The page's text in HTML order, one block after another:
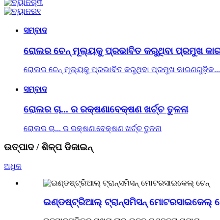
ସମ୍ବାଦ
ରୋଲର ଚେନ୍ ମୂଲ୍ୟକୁ ପ୍ରଭାବିତ କରୁଥିବା ପ୍ରମୁଖ
ରୋଲର ଚେନ୍ ମୂଲ୍ୟକୁ ପ୍ରଭାବିତ କରୁଥିବା ପ୍ରମୁଖ କାରଣଗୁଡ଼ିକ...
ସମ୍ବାଦ
ରୋଲର ଚା... ର ରକ୍ଷଣାବେକ୍ଷଣ ଖର୍ଚ୍ଚ ତୁଳନା
ରୋଲର ଚା... ର ରକ୍ଷଣାବେକ୍ଷଣ ଖର୍ଚ୍ଚ ତୁଳନା
ଉତ୍ପାଦ / ଶିଳ୍ପ ଡିଜାଇନ୍
ଅଧିକ
ଇଣ୍ଡଷ୍ଟ୍ରିଆଲ୍ ଟ୍ରାନ୍ସମିସନ୍ ମୋଟରସାଇକେଲ୍